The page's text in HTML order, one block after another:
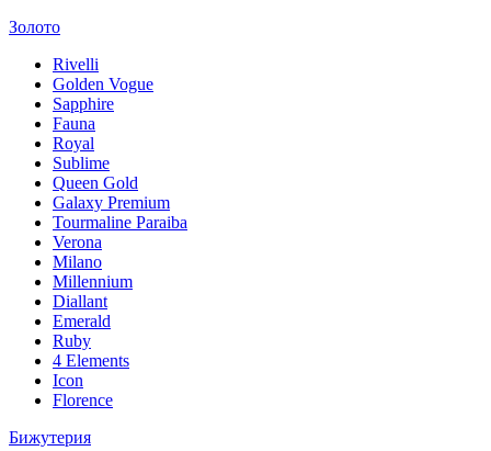
Золото
Rivelli
Golden Vogue
Sapphire
Fauna
Royal
Sublime
Queen Gold
Galaxy Premium
Tourmaline Paraiba
Verona
Milano
Millennium
Diallant
Emerald
Ruby
4 Elements
Icon
Florence
Бижутерия